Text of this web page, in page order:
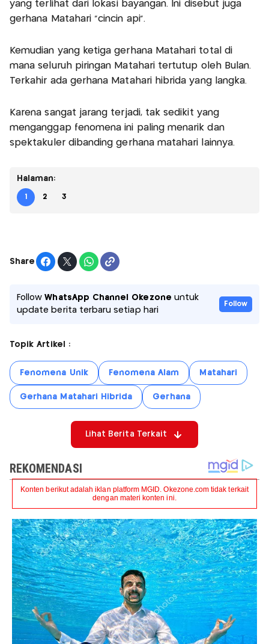
yang terlihat dari lokasi bayangan. Ini disebut juga
gerhana Matahari “cincin api”.
Kemudian yang ketiga gerhana Matahari total di
mana seluruh piringan Matahari tertutup oleh Bulan.
Terkahir ada gerhana Matahari hibrida yang langka.
Karena sangat jarang terjadi, tak sedikit yang
menganggap fenomena ini paling menarik dan
spektakuler dibanding gerhana matahari lainnya.
Halaman:
1 2 3
Share
FollowWhatsApp Channel Okezone untuk
update berita terbaru setiap hari
Follow
Topik Artikel :
Fenomena Unik Fenomena Alam Matahari
Gerhana Matahari Hibrida Gerhana
Lihat Berita Terkait